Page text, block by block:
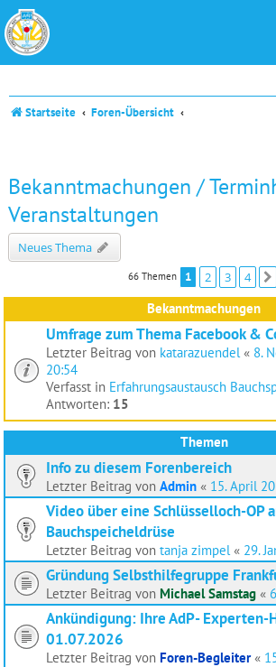
Startseite Foren-Übersicht
Bekanntmachungen /
Veranstaltungen
Neues Thema
66 Themen 1 2 3 4
Bekanntmachungen
Umfrage zum Thema Facebook &
Letzter Beitrag von katarazuendel « 8.
20:54
Verfasst in Erfahrungsaustausch
Antworten: 15
Themen
Info zu diesem Forenbereich
Letzter Beitrag von Admin « 15. April
Video über eine Schlüsselloch-OP
Bauchspeicheldrüse
Letzter Beitrag von tanja zimpel « 29.
Gründung Selbsthilfegruppe
Letzter Beitrag von Michael Samstag «
Ankündigung: Ihre AdP- Experten-
01.07.2026
Letzter Beitrag von Foren-Begleiter«